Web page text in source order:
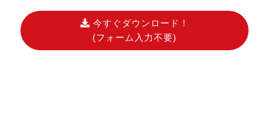
今すぐダウンロード！
(フォーム入力不要)